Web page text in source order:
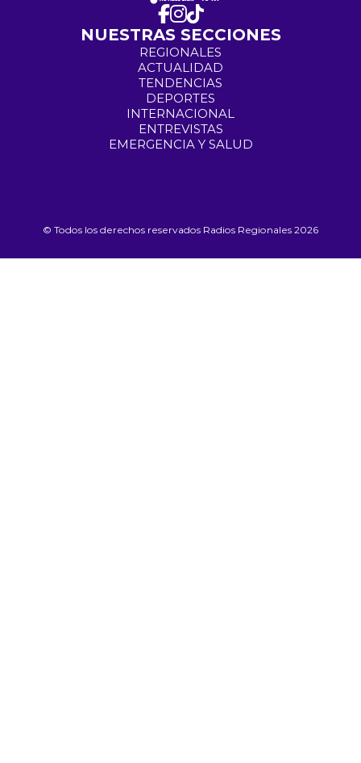
NUESTRAS SECCIONES
REGIONALES
ACTUALIDAD
TENDENCIAS
DEPORTES
INTERNACIONAL
ENTREVISTAS
EMERGENCIA Y SALUD
© Todos los derechos reservados Radios Regionales 2026